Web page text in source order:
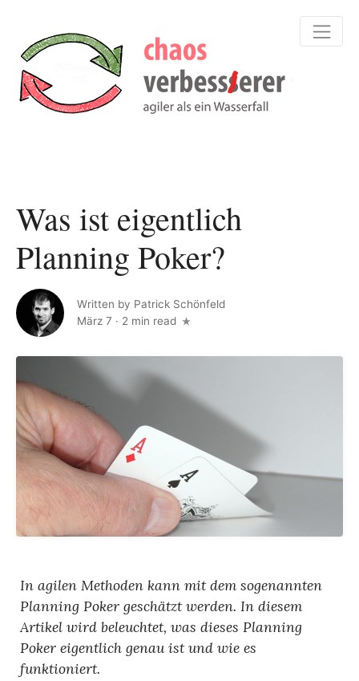
Was ist eigentlich
Planning Poker?
Written by Patrick Schönfeld
März 7 · 2 min read
In agilen Methoden kann mit dem sogenannten
Planning Poker geschätzt werden. In diesem
Artikel wird beleuchtet, was dieses Planning
Poker eigentlich genau ist und wie es
funktioniert.